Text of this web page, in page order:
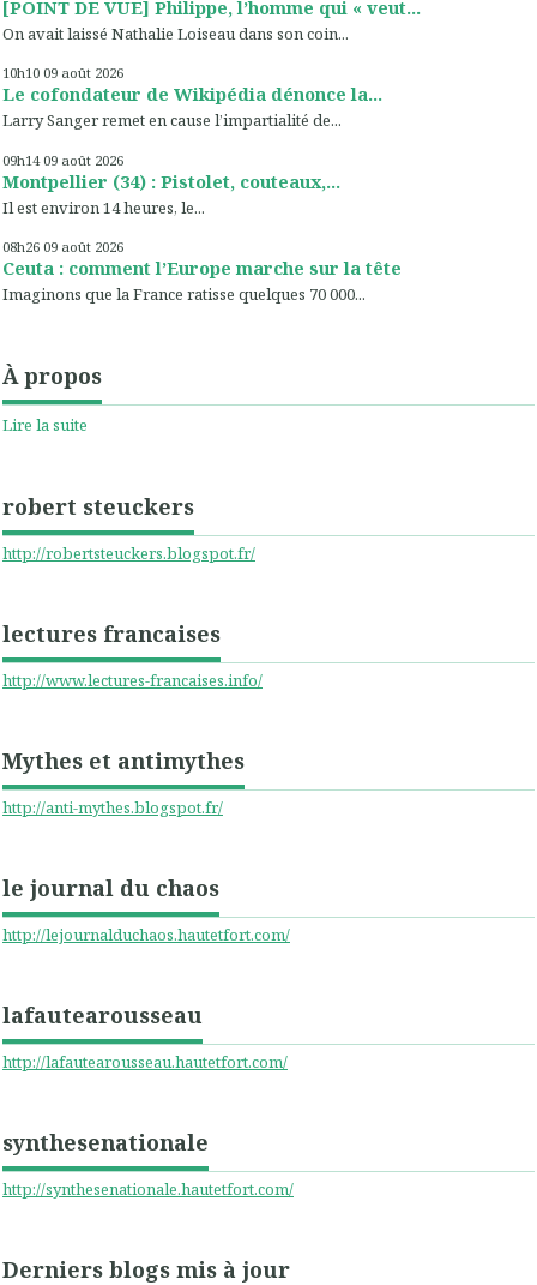
[POINT DE VUE] Philippe, l’homme qui « veut...
On avait laissé Nathalie Loiseau dans son coin...
10h10 09 août 2026
Le cofondateur de Wikipédia dénonce la...
Larry Sanger remet en cause l’impartialité de...
09h14 09 août 2026
Montpellier (34) : Pistolet, couteaux,...
Il est environ 14 heures, le...
08h26 09 août 2026
Ceuta : comment l’Europe marche sur la tête
Imaginons que la France ratisse quelques 70 000...
À propos
Lire la suite
robert steuckers
http://robertsteuckers.blogspot.fr/
lectures francaises
http://www.lectures-francaises.info/
Mythes et antimythes
http://anti-mythes.blogspot.fr/
le journal du chaos
http://lejournalduchaos.hautetfort.com/
lafautearousseau
http://lafautearousseau.hautetfort.com/
synthesenationale
http://synthesenationale.hautetfort.com/
Derniers blogs mis à jour